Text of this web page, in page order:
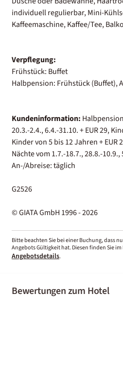
individuell regulierbar, Mini-
Kaffeemaschine, Kaffee/Tee,
Verpflegung:
Frühstück: Buffet
Halbpension: Frühstück (Buffet),
Kundeninformation:
20.3.-2.4., 6.4.-31.10. + EUR 29,
Kinder von 5 bis 12 Jahren +
Nächte vom 1.7.-18.7., 28.8.-
An-/Abreise: täglich
G2526
© GIATA GmbH 1996 - 2026
Bitte beachten Sie bei einer Buchung, dass
Angebots Gültigkeit hat. Diesen finden Sie
Angebotsdetails.
Bewertungen zum Hotel